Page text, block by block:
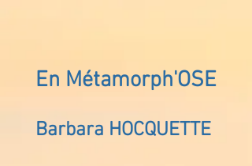
En Métamorph'OSE
Barbara HOCQUETTE